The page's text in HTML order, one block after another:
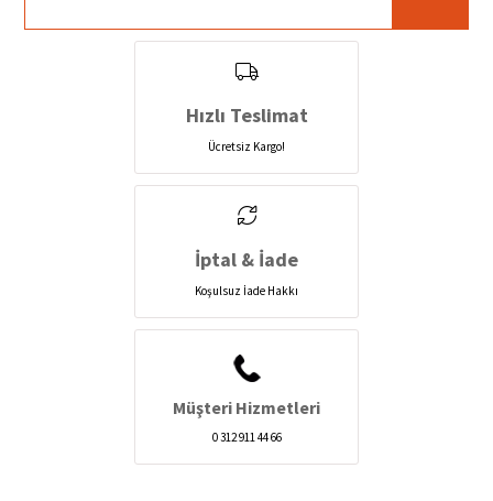
Hızlı Teslimat
Ücretsiz Kargo!
İptal & İade
Koşulsuz İade Hakkı
Müşteri Hizmetleri
0 312 911 44 66